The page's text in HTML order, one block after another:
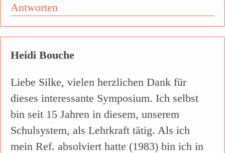
Antworten
Heidi Bouche
Liebe Silke, vielen herzlichen Dank für
dieses interessante Symposium. Ich selbst
bin seit 15 Jahren in diesem, unserem
Schulsystem, als Lehrkraft tätig. Als ich
mein Ref. absolviert hatte (1983) bin ich in